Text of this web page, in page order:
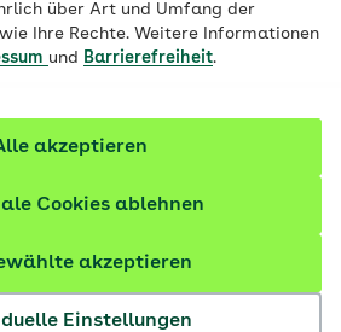
über Art und Umfang der
Ihre Rechte. Weitere Informationen
und Barrierefreiheit.
Einstellungen
akzeptieren
Cookies ablehnen
akzeptieren
Sie alle
Thema:
– unsere Kurzbilanz
gebeten